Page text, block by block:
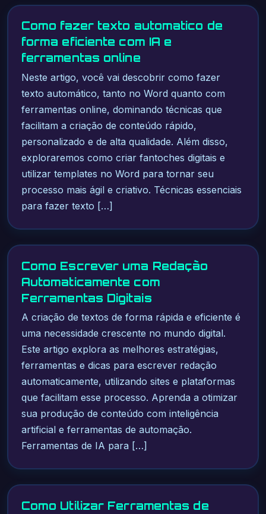
Como fazer texto automatico de
forma eficiente com IA e
ferramentas online
Neste artigo, você vai descobrir como fazer
texto automático, tanto no Word quanto com
ferramentas online, dominando técnicas que
facilitam a criação de conteúdo rápido,
personalizado e de alta qualidade. Além disso,
exploraremos como criar fantoches digitais e
utilizar templates no Word para tornar seu
processo mais ágil e criativo. Técnicas essenciais
para fazer texto […]
Como Escrever uma Redação
Automaticamente com
Ferramentas Digitais
A criação de textos de forma rápida e eficiente é
uma necessidade crescente no mundo digital.
Este artigo explora as melhores estratégias,
ferramentas e dicas para escrever redação
automaticamente, utilizando sites e plataformas
que facilitam esse processo. Aprenda a otimizar
sua produção de conteúdo com inteligência
artificial e ferramentas de automação.
Ferramentas de IA para […]
Como Utilizar Ferramentas de